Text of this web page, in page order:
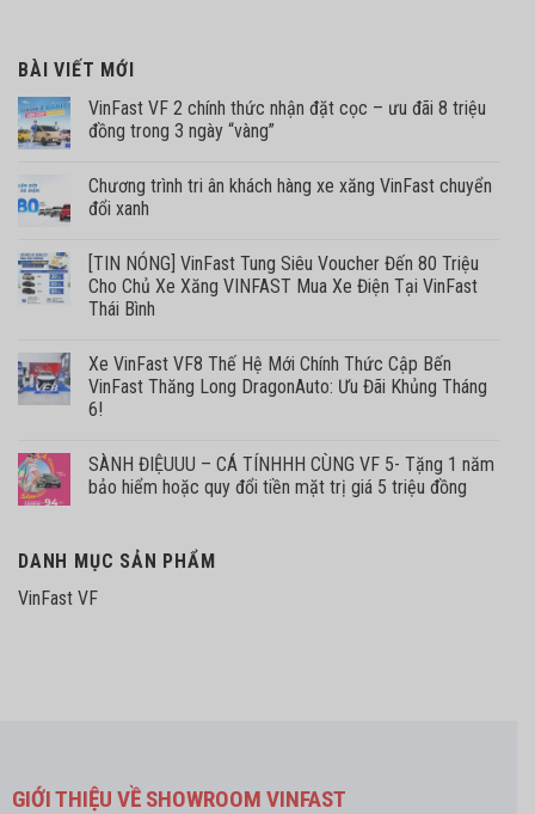
BÀI VIẾT MỚI
VinFast VF 2 chính thức nhận đặt cọc – ưu đãi 8 triệu
đồng trong 3 ngày “vàng”
Chương trình tri ân khách hàng xe xăng VinFast chuyển
đổi xanh
[TIN NÓNG] VinFast Tung Siêu Voucher Đến 80 Triệu
Cho Chủ Xe Xăng VINFAST Mua Xe Điện Tại VinFast
Thái Bình
Xe VinFast VF8 Thế Hệ Mới Chính Thức Cập Bến
VinFast Thăng Long DragonAuto: Ưu Đãi Khủng Tháng
6!
SÀNH ĐIỆUUU – CÁ TÍNHHH CÙNG VF 5- Tặng 1 năm
bảo hiểm hoặc quy đổi tiền mặt trị giá 5 triệu đồng
DANH MỤC SẢN PHẨM
VinFast VF
GIỚI THIỆU VỀ SHOWROOM VINFAST